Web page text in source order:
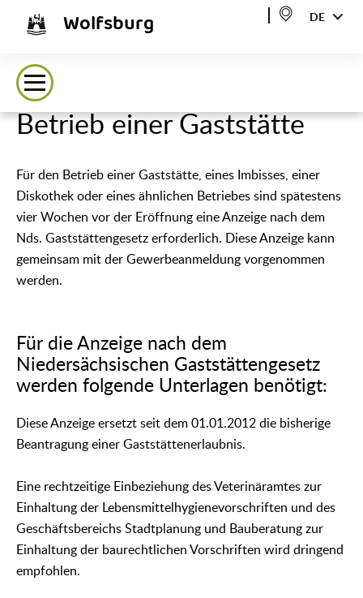
Wolfsburg DE
Betrieb einer Gaststätte
Für den Betrieb einer Gaststätte, eines Imbisses, einer
Diskothek oder eines ähnlichen Betriebes sind spätestens
vier Wochen vor der Eröffnung eine Anzeige nach dem
Nds. Gaststättengesetz erforderlich. Diese Anzeige kann
gemeinsam mit der Gewerbeanmeldung vorgenommen
werden.
Für die Anzeige nach dem
Niedersächsischen Gaststättengesetz
werden folgende Unterlagen benötigt:
Diese Anzeige ersetzt seit dem 01.01.2012 die bisherige
Beantragung einer Gaststättenerlaubnis.
Eine rechtzeitige Einbeziehung des Veterinäramtes zur
Einhaltung der Lebensmittelhygienevorschriften und des
Geschäftsbereichs Stadtplanung und Bauberatung zur
Einhaltung der baurechtlichen Vorschriften wird dringend
empfohlen.